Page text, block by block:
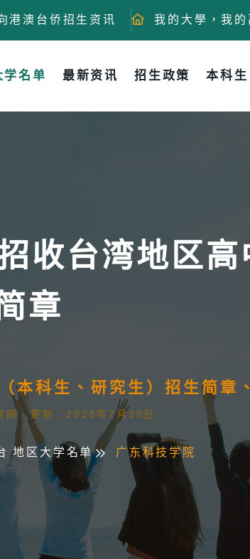
港澳台侨招生资讯 我的大學，我的
名单 最新资讯 招生政策 本科生
收台湾地区
章
本科生、研究生）招生简章
网 更新：2025年7月28日
地区大学名单 广东科技学院